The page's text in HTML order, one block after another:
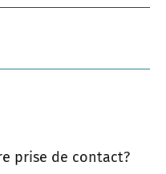
prise de contact?